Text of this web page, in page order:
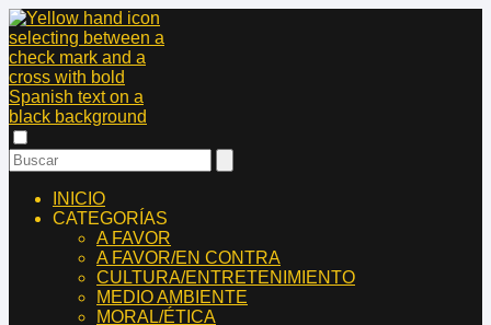
INICIO
CATEGORÍAS
A FAVOR
A FAVOR/EN CONTRA
CULTURA/ENTRETENIMIENTO
MEDIO AMBIENTE
MORAL/ÉTICA